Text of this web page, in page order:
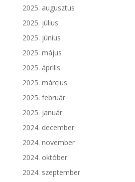
2025. augusztus
2025. július
2025. június
2025. május
2025. április
2025. március
2025. február
2025. január
2024. december
2024. november
2024. október
2024. szeptember